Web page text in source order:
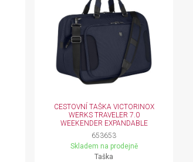
CESTOVNÍ TAŠKA VICTORINOX
WERKS TRAVELER 7.0
WEEKENDER EXPANDABLE
653653
Skladem na prodejně
Taška